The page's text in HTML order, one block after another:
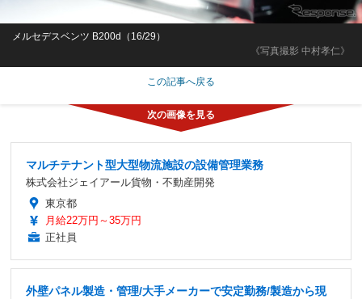
《写真撮影 中村孝仁》
メルセデスベンツ B200d（16/29）
この記事へ戻る
マルチテナント型大型物流施設の設備管理業務
株式会社ジェイアール貨物・不動産開発
東京都
月給22万円～35万円
正社員
外壁パネル製造・管理/大手メーカーで安定勤務/製造から現